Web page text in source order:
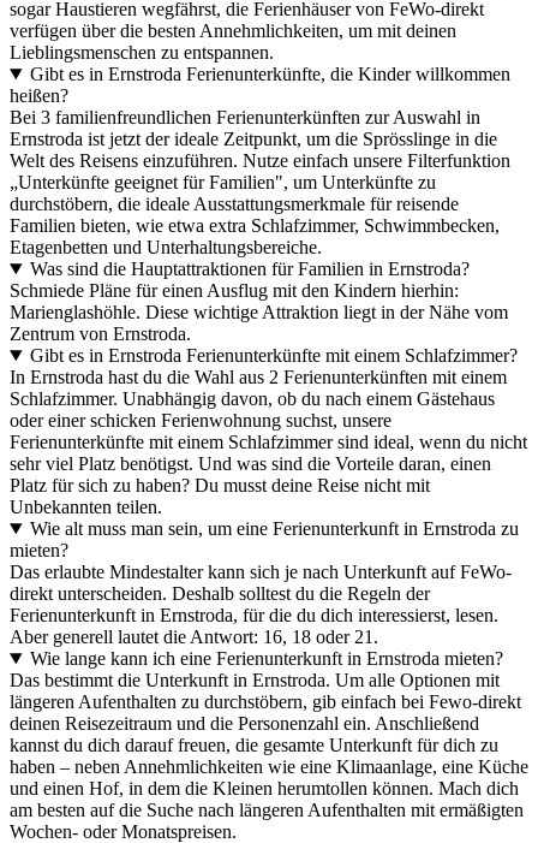
sogar Haustieren wegfährst, die Ferienhäuser von FeWo-direkt
verfügen über die besten Annehmlichkeiten, um mit deinen
Lieblingsmenschen zu entspannen.
Gibt es in Ernstroda Ferienunterkünfte, die Kinder willkommen
heißen?
Bei 3 familienfreundlichen Ferienunterkünften zur Auswahl in
Ernstroda ist jetzt der ideale Zeitpunkt, um die Sprösslinge in die
Welt des Reisens einzuführen. Nutze einfach unsere Filterfunktion
„Unterkünfte geeignet für Familien", um Unterkünfte zu
durchstöbern, die ideale Ausstattungsmerkmale für reisende
Familien bieten, wie etwa extra Schlafzimmer, Schwimmbecken,
Etagenbetten und Unterhaltungsbereiche.
Was sind die Hauptattraktionen für Familien in Ernstroda?
Schmiede Pläne für einen Ausflug mit den Kindern hierhin:
Marienglashöhle. Diese wichtige Attraktion liegt in der Nähe vom
Zentrum von Ernstroda.
Gibt es in Ernstroda Ferienunterkünfte mit einem Schlafzimmer?
In Ernstroda hast du die Wahl aus 2 Ferienunterkünften mit einem
Schlafzimmer. Unabhängig davon, ob du nach einem Gästehaus
oder einer schicken Ferienwohnung suchst, unsere
Ferienunterkünfte mit einem Schlafzimmer sind ideal, wenn du nicht
sehr viel Platz benötigst. Und was sind die Vorteile daran, einen
Platz für sich zu haben? Du musst deine Reise nicht mit
Unbekannten teilen.
Wie alt muss man sein, um eine Ferienunterkunft in Ernstroda zu
mieten?
Das erlaubte Mindestalter kann sich je nach Unterkunft auf FeWo-
direkt unterscheiden. Deshalb solltest du die Regeln der
Ferienunterkunft in Ernstroda, für die du dich interessierst, lesen.
Aber generell lautet die Antwort: 16, 18 oder 21.
Wie lange kann ich eine Ferienunterkunft in Ernstroda mieten?
Das bestimmt die Unterkunft in Ernstroda. Um alle Optionen mit
längeren Aufenthalten zu durchstöbern, gib einfach bei Fewo-direkt
deinen Reisezeitraum und die Personenzahl ein. Anschließend
kannst du dich darauf freuen, die gesamte Unterkunft für dich zu
haben – neben Annehmlichkeiten wie eine Klimaanlage, eine Küche
und einen Hof, in dem die Kleinen herumtollen können. Mach dich
am besten auf die Suche nach längeren Aufenthalten mit ermäßigten
Wochen- oder Monatspreisen.